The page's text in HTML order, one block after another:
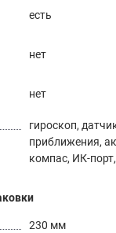
есть
нет
нет
гироскоп,
приближения,
компас, ИК-
230 мм